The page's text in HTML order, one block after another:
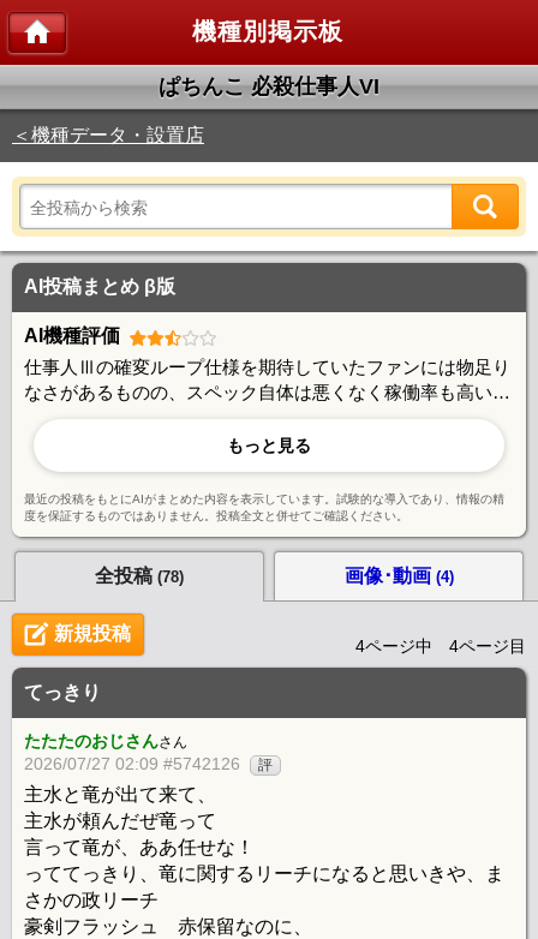
機種別掲示板
ぱちんこ 必殺仕事人VI
＜機種データ・設置店
AI投稿まとめ β版
AI機種評価
仕事人Ⅲの確変ループ仕様を期待していたファンには物足り
なさがあるものの、スペック自体は悪くなく稼働率も高い様
子。先読みチャンス演出の外れ頻度や尻すぼみ展開には改善
余地があるとの声もあるが、通常時の擬似連演出は好評。
ST機への方向転換に賛否があり、マイルド志向のユーザー
と一撃性を求めるユーザーで評価が分かれている。
もっと見る
最近の投稿をもとにAIがまとめた内容を表示しています。試験的な導入であり、情報の精
度を保証するものではありません。投稿全文と併せてご確認ください。
全投稿 (78) 画像･動画 (4)
新規投稿
4ページ中 4ページ目
てっきり
たたたのおじさんさん
2026/07/27 02:09 #5742126 評
主水と竜が出て来て、
主水が頼んだぜ竜って
言って竜が、ああ任せな！
っててっきり、竜に関するリーチになると思いきや、ま
さかの政リーチ
豪剣フラッシュ 赤保留なのに、